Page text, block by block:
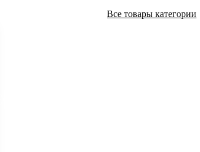
Все товары категории